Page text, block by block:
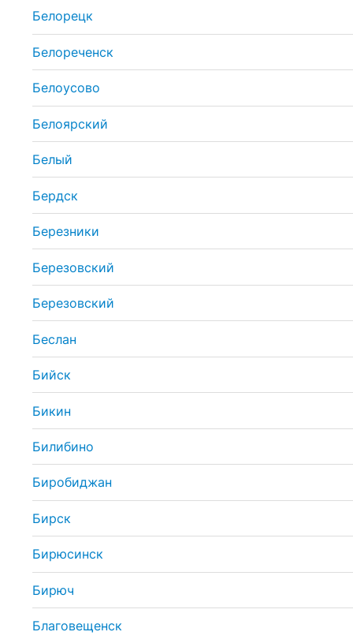
Белорецк
Белореченск
Белоусово
Белоярский
Белый
Бердск
Березники
Березовский
Березовский
Беслан
Бийск
Бикин
Билибино
Биробиджан
Бирск
Бирюсинск
Бирюч
Благовещенск